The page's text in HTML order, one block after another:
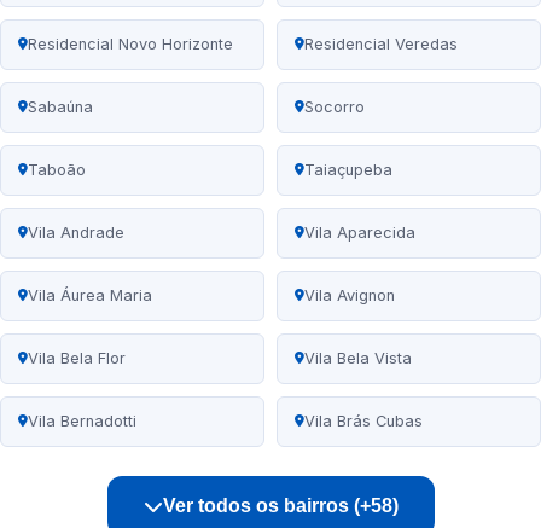
Residencial Novo Horizonte Residencial Veredas
Sabaúna Socorro
Taboão Taiaçupeba
Vila Andrade Vila Aparecida
Vila Áurea Maria Vila Avignon
Vila Bela Flor Vila Bela Vista
Vila Bernadotti Vila Brás Cubas
Ver todos os bairros (+58)